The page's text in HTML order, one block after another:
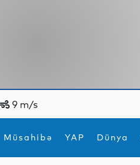
9 m/s
Müsahibə YAP Dünya